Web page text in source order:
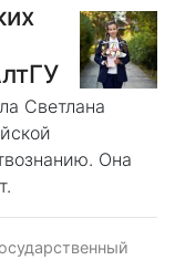
Светлана
Она